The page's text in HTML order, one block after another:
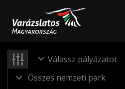
Válassz pályázatot